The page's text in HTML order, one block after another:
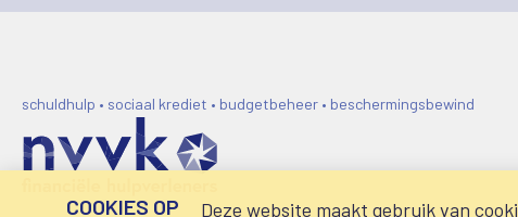
schuldhulp • sociaal krediet • budgetbeheer • beschermingsbewind
COOKIES OP Deze website maakt gebruik van